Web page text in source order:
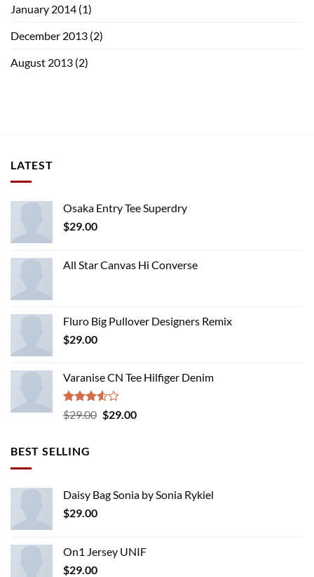
January 2014 (1)
December 2013 (2)
August 2013 (2)
LATEST
Osaka Entry Tee Superdry
$29.00
All Star Canvas Hi Converse
Fluro Big Pullover Designers Remix
$29.00
Varanise CN Tee Hilfiger Denim
Rated
3.50
$29.00 Original
$29.00Current
BEST SELLING
Daisy Bag Sonia by Sonia Rykiel
$29.00
On1 Jersey UNIF
$29.00